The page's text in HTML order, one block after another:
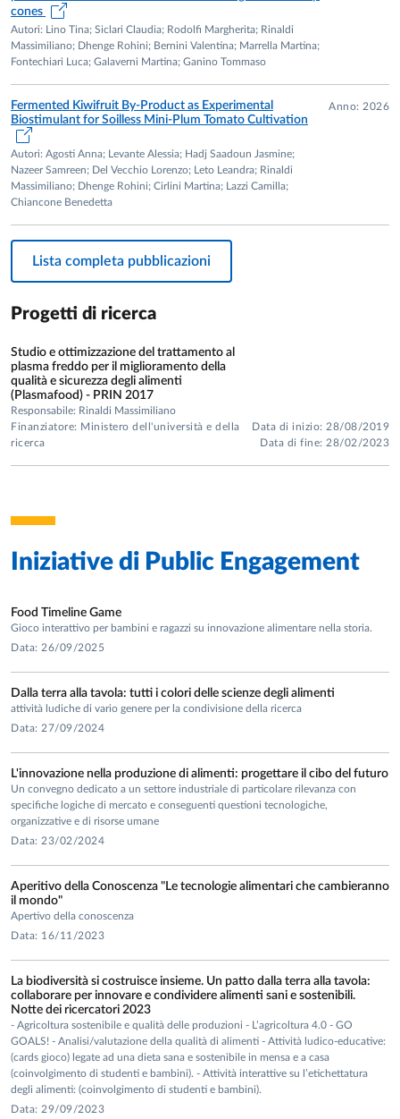
cones
Autori: Lino Tina; Siclari Claudia; Rodolfi Margherita; Rinaldi
Massimiliano; Dhenge Rohini; Bernini Valentina; Marrella Martina;
Fontechiari Luca; Galaverni Martina; Ganino Tommaso
Fermented Kiwifruit By-Product as Experimental
Biostimulant for Soilless Mini-Plum Tomato Cultivation
Autori: Agosti Anna; Levante Alessia; Hadj Saadoun Jasmine;
Nazeer Samreen; Del Vecchio Lorenzo; Leto Leandra; Rinaldi
Massimiliano; Dhenge Rohini; Cirlini Martina; Lazzi Camilla;
Chiancone Benedetta
Anno: 2026
Lista completa pubblicazioni
Progetti di ricerca
Studio e ottimizzazione del trattamento al
plasma freddo per il miglioramento della
qualità e sicurezza degli alimenti
(Plasmafood) - PRIN 2017
Responsabile: Rinaldi Massimiliano
Finanziatore: Ministero dell'università e della
ricerca
Data di inizio: 28/08/2019
Data di fine: 28/02/2023
Iniziative di Public Engagement
Food Timeline Game
Gioco interattivo per bambini e ragazzi su innovazione alimentare nella storia.
Data: 26/09/2025
Dalla terra alla tavola: tutti i colori delle scienze degli alimenti
attività ludiche di vario genere per la condivisione della ricerca
Data: 27/09/2024
L'innovazione nella produzione di alimenti: progettare il cibo del futuro
Un convegno dedicato a un settore industriale di particolare rilevanza con
specifiche logiche di mercato e conseguenti questioni tecnologiche,
organizzative e di risorse umane
Data: 23/02/2024
Aperitivo della Conoscenza "Le tecnologie alimentari che cambieranno
il mondo"
Apertivo della conoscenza
Data: 16/11/2023
La biodiversità si costruisce insieme. Un patto dalla terra alla tavola:
collaborare per innovare e condividere alimenti sani e sostenibili.
Notte dei ricercatori 2023
- Agricoltura sostenibile e qualità delle produzioni - L’agricoltura 4.0 - GO
GOALS! - Analisi/valutazione della qualità di alimenti - Attività ludico-educative:
(cards gioco) legate ad una dieta sana e sostenibile in mensa e a casa
(coinvolgimento di studenti e bambini). - Attività interattive su l’etichettatura
degli alimenti: (coinvolgimento di studenti e bambini).
Data: 29/09/2023